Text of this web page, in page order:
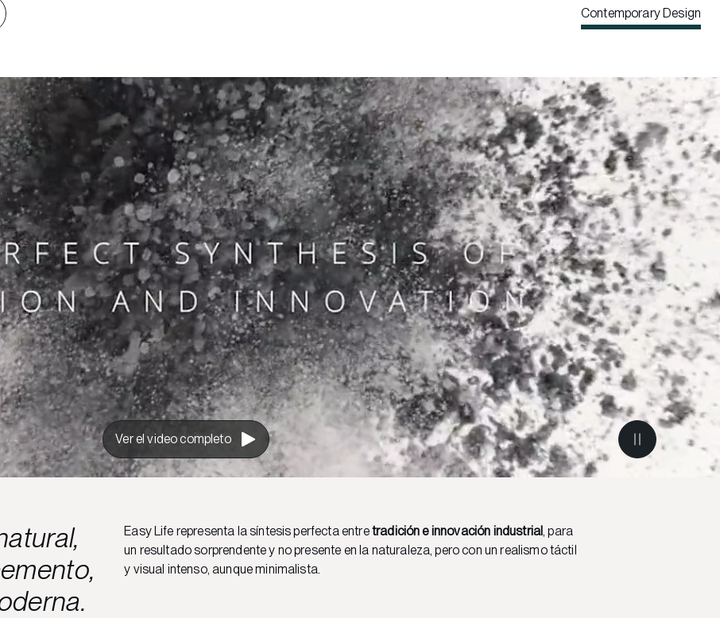
Contemporary Design
Ver el video completo
Easy Life representa la síntesis perfecta entretradición e innovación industrial, para
un resultado sorprendente y no presente en la naturaleza, pero con un realismo táctil
y visual intenso, aunque minimalista.